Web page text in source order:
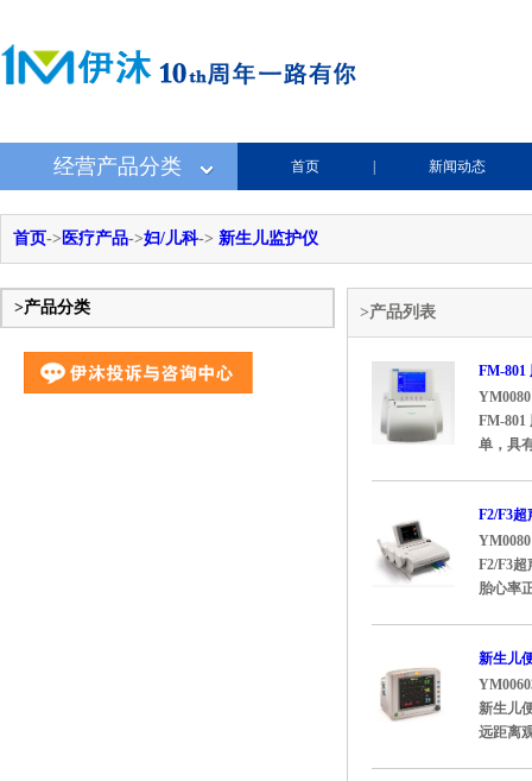
经营产品分类 首页 新闻动态
首页-> 医疗产品->妇/儿科-> 新生儿监护仪
>产品分类 >产品列表
FM-801
FM-801
单，具
F2/F3
F2/F3
胎心率
新生儿
新生儿
远距离